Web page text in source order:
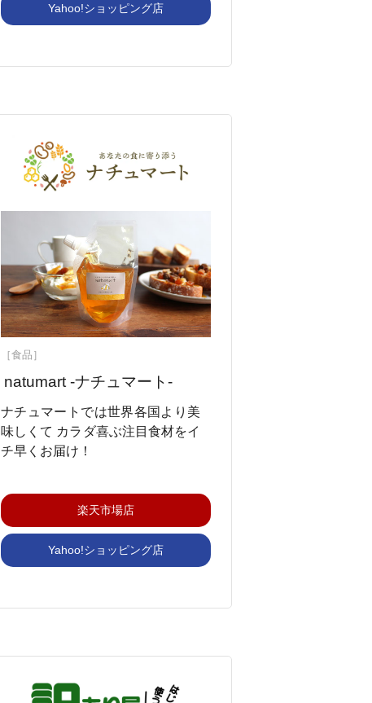
Yahoo!ショッピング店
［食品］
natumart -ナチュマート-
ナチュマートでは世界各国より美
味しくて カラダ喜ぶ注目食材をイ
チ早くお届け！
楽天市場店
Yahoo!ショッピング店